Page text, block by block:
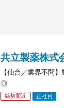
共立製薬株式
【仙台／業界不問
◎
締切間近 正社員